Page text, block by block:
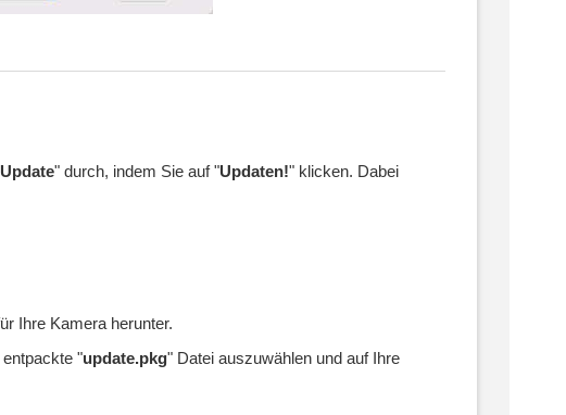
" durch, indem Sie auf "Updaten!" klicken. Dabei
Ihre Kamera herunter.
"update.pkg" Datei auszuwählen und auf Ihre